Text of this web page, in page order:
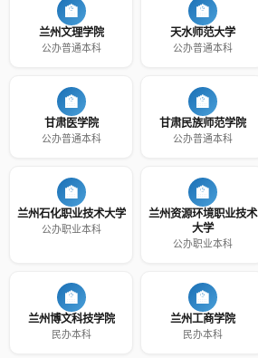
🏫
兰州文理学院
公办普通本科
🏫
天水师范大学
公办普通本科
🏫
甘肃医学院
公办普通本科
🏫
甘肃民族师范学院
公办普通本科
🏫
兰州石化职业技术大学
公办职业本科
🏫
兰州资源环境职业技术
大学
公办职业本科
🏫
兰州博文科技学院
民办本科
🏫
兰州工商学院
民办本科